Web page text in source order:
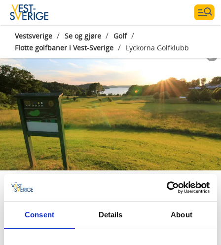
Consent Details About
Vestsverige / Se og gjøre / Golf /
Flotte golfbaner i Vest-Sverige / Lyckorna Golfklubb
Photographer:
Lyckorna Golfklubb
Lyckorna Golfklubb ligger kun en times kjøring
sør for Strömstad og 2,5 mil fra Uddevalla og